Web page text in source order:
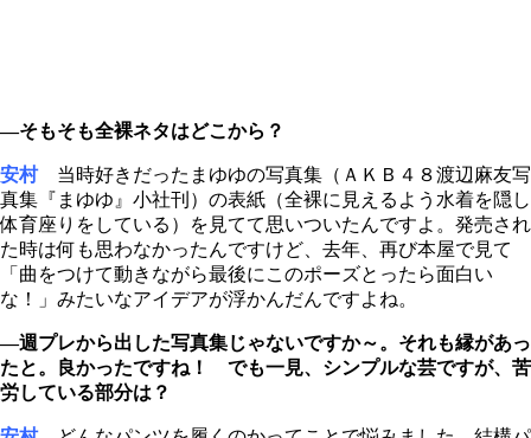
―そもそも全裸ネタはどこから？
安村当時好きだったまゆゆの写真集（ＡＫＢ４８渡辺麻友写
真集『まゆゆ』小社刊）の表紙（全裸に見えるよう水着を隠し
体育座りをしている）を見てて思いついたんですよ。発売され
た時は何も思わなかったんですけど、去年、再び本屋で見て
「曲をつけて動きながら最後にこのポーズとったら面白い
な！」みたいなアイデアが浮かんだんですよね。
―週プレから出した写真集じゃないですか～。それも縁があっ
たと。良かったですね！ でも一見、シンプルな芸ですが、苦
労している部分は？